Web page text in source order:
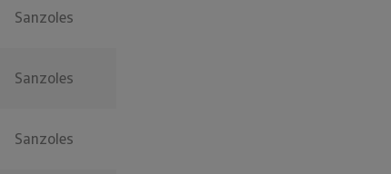
Sanzoles
Sanzoles
Sanzoles